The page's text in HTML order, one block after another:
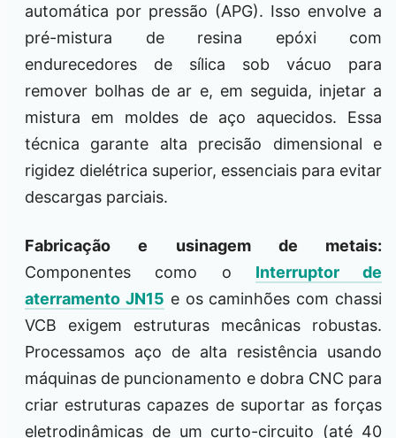
automática por pressão (APG). Isso envolve a
pré-mistura de resina epóxi com
endurecedores de sílica sob vácuo para
remover bolhas de ar e, em seguida, injetar a
mistura em moldes de aço aquecidos. Essa
técnica garante alta precisão dimensional e
rigidez dielétrica superior, essenciais para evitar
descargas parciais.
Fabricação e usinagem de metais:
Componentes como o Interruptor de
aterramento JN15 e os caminhões com chassi
VCB exigem estruturas mecânicas robustas.
Processamos aço de alta resistência usando
máquinas de puncionamento e dobra CNC para
criar estruturas capazes de suportar as forças
eletrodinâmicas de um curto-circuito (até 40